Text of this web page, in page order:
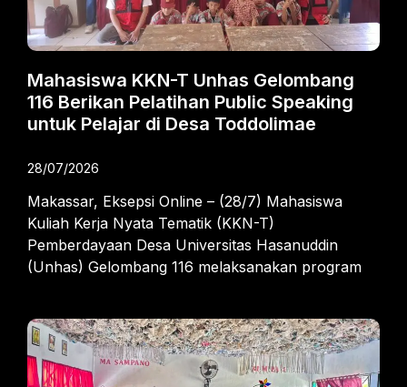
Mahasiswa KKN-T Unhas Gelombang
116 Berikan Pelatihan Public Speaking
untuk Pelajar di Desa Toddolimae
28/07/2026
Makassar, Eksepsi Online – (28/7) Mahasiswa
Kuliah Kerja Nyata Tematik (KKN-T)
Pemberdayaan Desa Universitas Hasanuddin
(Unhas) Gelombang 116 melaksanakan program